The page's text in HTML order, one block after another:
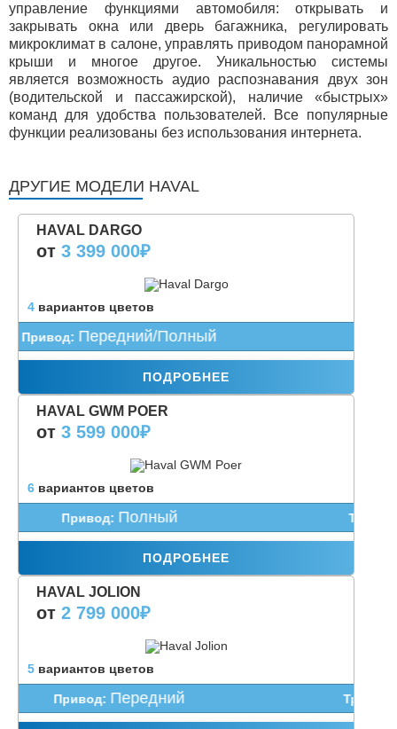
управление функциями автомобиля: открывать и
закрывать окна или дверь багажника, регулировать
микроклимат в салоне, управлять приводом панорамной
крыши и многое другое. Уникальностью системы
является возможность аудио распознавания двух зон
(водительской и пассажирской), наличие «быстрых»
команд для удобства пользователей. Все популярные
функции реализованы без использования интернета.
ДРУГИЕ МОДЕЛИ HAVAL
HAVAL DARGO
от 3 399 000₽
4 вариантов цветов
Передний/Полный
ПОДРОБНЕЕ
HAVAL GWM POER
от 3 599 000₽
6 вариантов цветов
Привод:Полный
ПОДРОБНЕЕ
HAVAL JOLION
от 2 799 000₽
5 вариантов цветов
Привод:Передний